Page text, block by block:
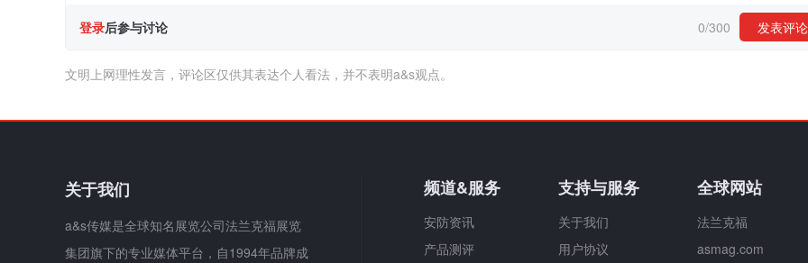
登录后参与讨论 0/300 发表评论
文明上网理性发言，评论区仅供其表达个人看法，并不表明a&s观点。
关于我们
a&s传媒是全球知名展览公司法兰克福展览
集团旗下的专业媒体平台，自1994年品牌成
频道&服务
安防资讯
产品测评
支持与服务
关于我们
用户协议
全球网站
法兰克福
asmag.com